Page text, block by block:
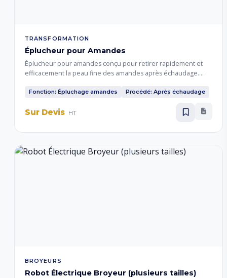
TRANSFORMATION
Éplucheur pour Amandes
Éplucheur pour amandes conçu pour retirer rapidement et
efficacement la peau fine des amandes après échaudage.
agroalimentaires, il assure un épluchage homogène
augmentant la productivité.
Fonction: Épluchage amandes Procédé: Après échaudage
Sur Devis HT
BROYEURS
Robot Électrique Broyeur (plusieurs tailles)